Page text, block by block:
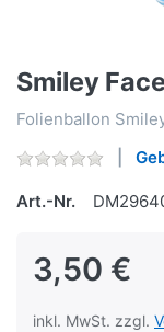
Smiley
Folienballon
Art.-Nr.
3,50 €
inkl. MwSt. zzgl.